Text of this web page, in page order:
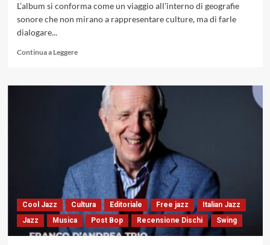
L’album si conforma come un viaggio all'interno di geografie
sonore che non mirano a rappresentare culture, ma di farle
dialogare...
Continua a LeggereLeggi
su
«Beauty»
Ryuichi
Sakamoto:
atlante
di
in
dialogo
(Virgin
Records,
1990)
Cool Jazz Cultura Editoriale Free jazz
Italian Jazz
Jazz
Musica Post Bop Recensione Dischi Swing